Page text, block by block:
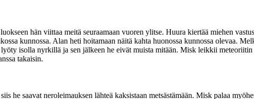
hän viittaa meitä seuraamaan vuoren ylitse. Huura kiertää miehen
kunnossa. Alan heti hoitamaan näitä kahta huonossa kunnossa olevaa.
isolla nyrkillä ja sen jälkeen he eivät muista mitään. Misk leikkii
takaisin.
he saavat neroleimauksen lähteä kaksistaan metsästämään. Misk palaa